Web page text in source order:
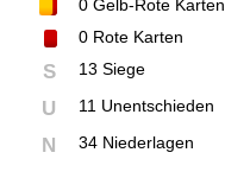
0 Gelb-Rote Karten
0 Rote Karten
S 13 Siege
U 11 Unentschieden
N 34 Niederlagen